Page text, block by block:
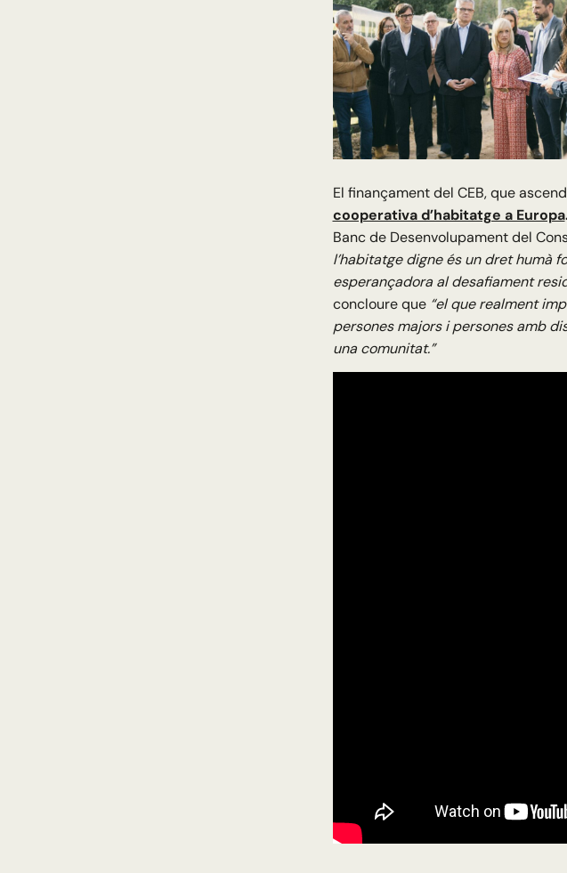
El finançament del CEB, que
cooperativa d’habitatge a Europa
Banc de Desenvolupament del
l’habitatge digne és un dret humà
esperançadora al desafiament
concloure que“el que realment
persones majors i persones amb
una comunitat.”